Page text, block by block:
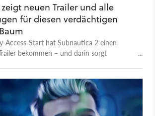
neuen Trailer und alle
für diesen verdächtigen
Access-Start hat Subnautica 2 einen
bekommen – und darin sorgt
genau das vermutlich eine ganz
Mehr dazu lest ihr hier: Subnautica 2
Start vor dem sicheren Tod und die Fans